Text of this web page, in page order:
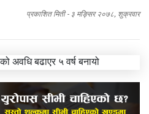
प्रकाशित मिती - ३ मङ्सिर २०७८, शुक्रवार